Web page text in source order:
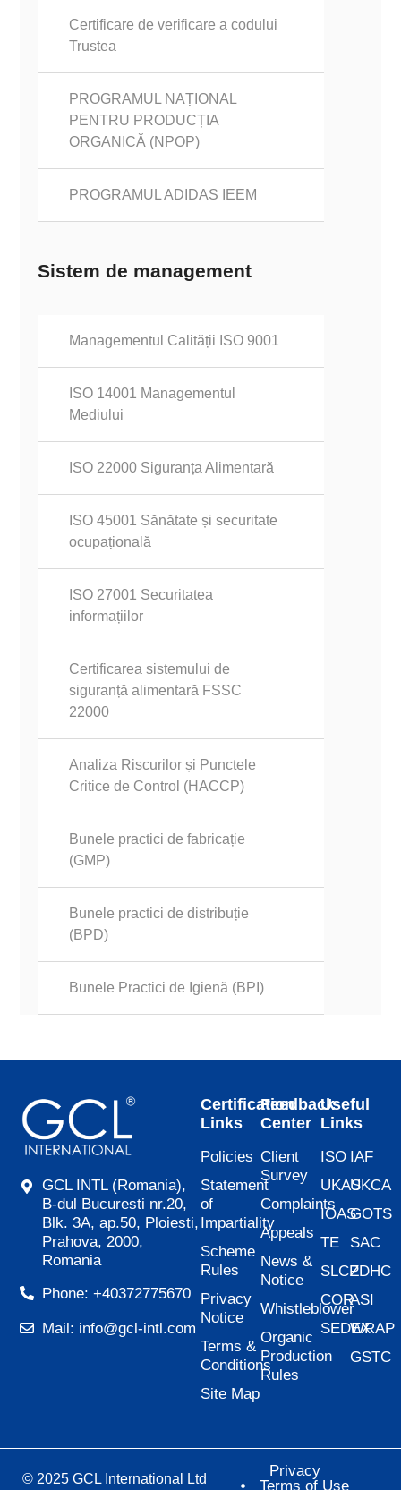
Certificare de verificare a codului
Trustea
PROGRAMUL NAȚIONAL
PENTRU PRODUCȚIA
ORGANICĂ (NPOP)
PROGRAMUL ADIDAS IEEM
Sistem de management
Managementul Calității ISO 9001
ISO 14001 Managementul
Mediului
ISO 22000 Siguranța Alimentară
ISO 45001 Sănătate și securitate
ocupațională
ISO 27001 Securitatea
informațiilor
Certificarea sistemului de
siguranță alimentară FSSC
22000
Analiza Riscurilor și Punctele
Critice de Control (HACCP)
Bunele practici de fabricație
(GMP)
Bunele practici de distribuție
(BPD)
Bunele Practici de Igienă (BPI)
GCL INTL (Romania),
B-dul Bucuresti nr.20,
Blk. 3A, ap.50, Ploiesti,
Prahova, 2000,
Romania
Phone: +40372775670
Mail: info@gcl-intl.com
Certification
Links
Policies
Statement
of
Impartiality
Scheme
Rules
Privacy
Notice
Terms &
Conditions
Site Map
Feedback
Center
Client
Survey
Complaints
Appeals
News &
Notice
Whistleblower
Organic
Production
Rules
Useful
Links
ISO
UKAS
IOAS
TE
SLCP
COR
SEDEX
IAF
UKCA
GOTS
SAC
ZDHC
ASI
WRAP
GSTC
© 2025 GCL International Ltd
Privacy
Terms of Use